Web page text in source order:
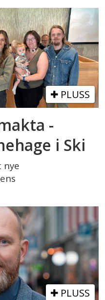
PLUSS
-
i Ski
nye
PLUSS